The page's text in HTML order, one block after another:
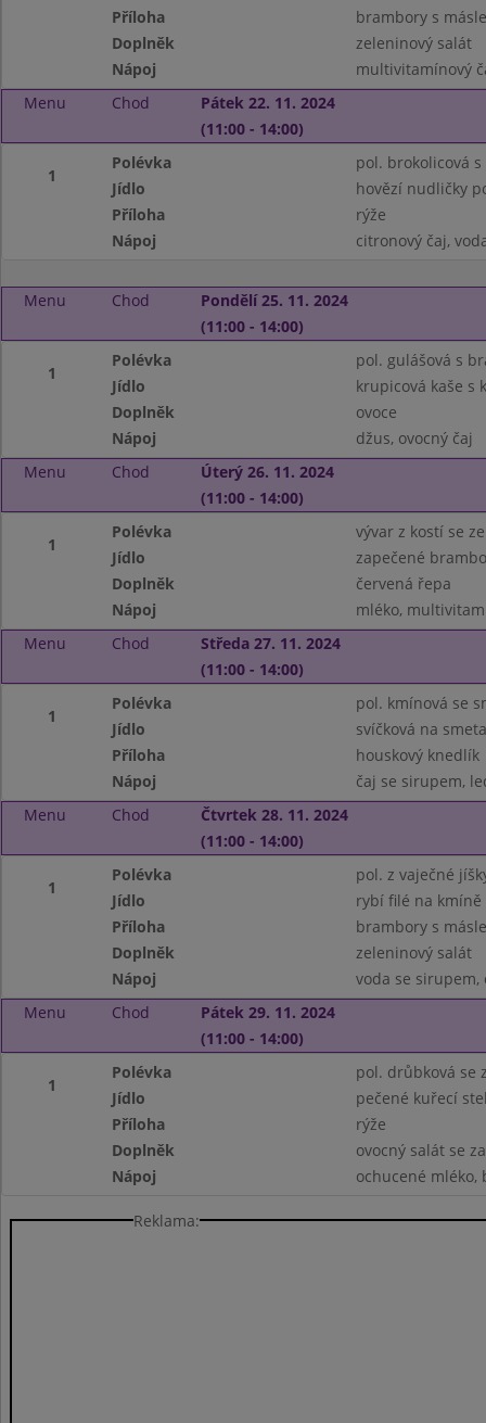
Příloha
brambory s
Doplněk
zeleninový salát
Nápoj
multivitamínový
Menu
Chod
Pátek 22. 11. 2024
(11:00 - 14:00)
1
Polévka
pol. brokolicová s
Jídlo
hovězí nudličky
Příloha
rýže
Nápoj
citronový čaj,
Menu Chod
Pondělí 25. 11. 2024
(11:00 - 14:00)
1
Polévka
pol. gulášová s
Jídlo
krupicová kaše s
Doplněk
ovoce
Nápoj
džus, ovocný čaj
Menu
Chod
Úterý 26. 11. 2024
(11:00 - 14:00)
1
Polévka
vývar z kostí se
Jídlo
zapečené
Doplněk
červená řepa
Nápoj
mléko,
Menu
Chod
Středa 27. 11. 2024
(11:00 - 14:00)
1
Polévka
pol. kmínová se
Jídlo
svíčková na
Příloha
houskový knedlík
Nápoj
čaj se sirupem,
Menu
Chod
Čtvrtek 28. 11. 2024
(11:00 - 14:00)
1
Polévka
pol. z vaječné
Jídlo
rybí filé na kmíně
Příloha
brambory s
Doplněk
zeleninový salát
Nápoj
voda se sirupem,
Menu
Chod
Pátek 29. 11. 2024
(11:00 - 14:00)
1
Polévka
pol. drůbková se
Jídlo
pečené kuřecí
Příloha
rýže
Doplněk
ovocný salát se
Nápoj
ochucené mléko,
Reklama: